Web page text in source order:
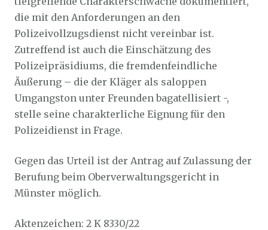
die mit den Anforderungen an den
Polizeivollzugsdienst nicht vereinbar ist.
Zutreffend ist auch die Einschätzung des
Polizeipräsidiums, die fremdenfeindliche
Äußerung – die der Kläger als saloppen
Umgangston unter Freunden bagatellisiert -,
stelle seine charakterliche Eignung für den
Polizeidienst in Frage.
Gegen das Urteil ist der Antrag auf Zulassung der
Berufung beim Oberverwaltungsgericht in
Münster möglich.
Aktenzeichen: 2 K 8330/22